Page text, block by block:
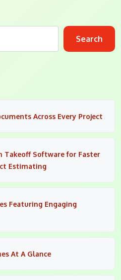
Search
Across Every Project
Software for Faster
Estimating
Featuring Engaging
At A Glance